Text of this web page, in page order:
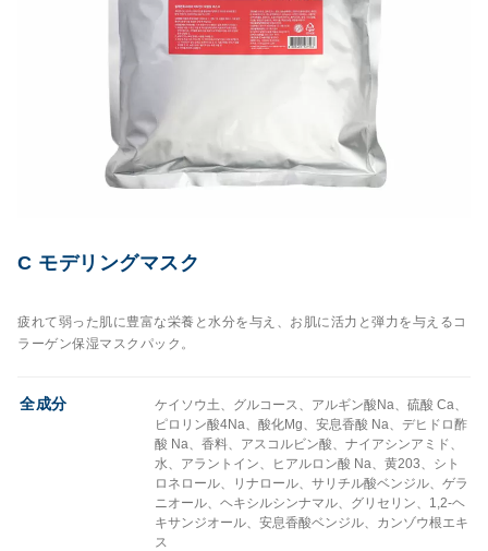
C モデリングマスク
疲れて弱った肌に豊富な栄養と水分を与え、お肌に活力と弾力を与えるコ
ラーゲン保湿マスクパック。
全成分
ケイソウ土、グルコース、アルギン酸Na、硫酸 Ca、
ピロリン酸4Na、酸化Mg、安息香酸 Na、デヒドロ酢
酸 Na、香料、アスコルビン酸、ナイアシンアミド、
水、アラントイン、ヒアルロン酸 Na、黄203、シト
ロネロール、リナロール、サリチル酸ベンジル、ゲラ
ニオール、ヘキシルシンナマル、グリセリン、1,2-ヘ
キサンジオール、安息香酸ベンジル、カンゾウ根エキ
ス